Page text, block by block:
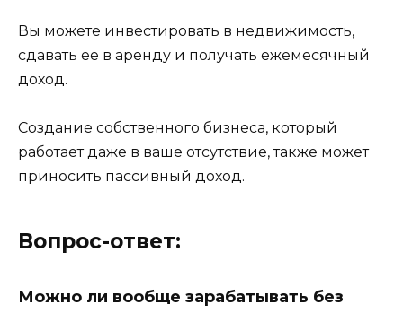
Вы можете инвестировать в недвижимость,
сдавать ее в аренду и получать ежемесячный
доход.
Создание собственного бизнеса, который
работает даже в ваше отсутствие, также может
приносить пассивный доход.
Вопрос-ответ:
Можно ли вообще зарабатывать без